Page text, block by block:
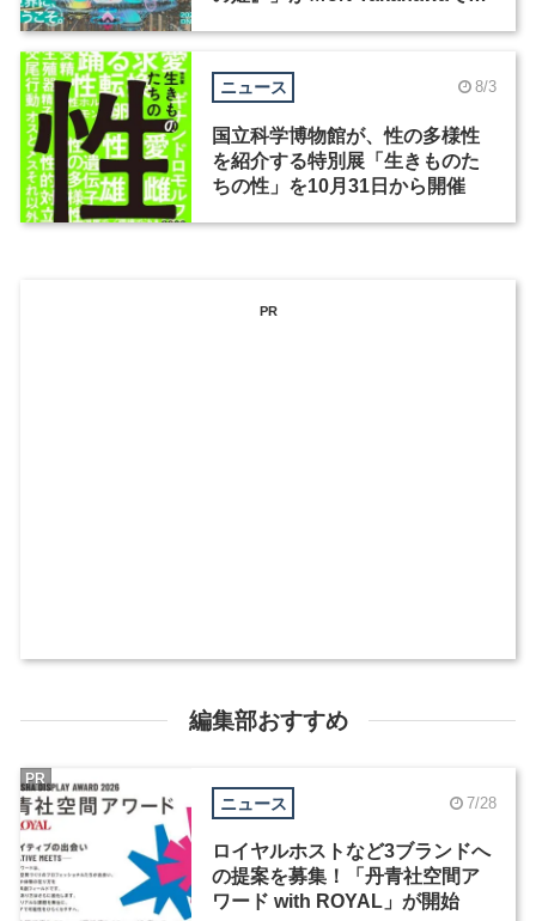
ニュース 8/3
国立科学博物館が、性の多様性
を紹介する特別展「生きものた
ちの性」を10月31日から開催
PR
編集部おすすめ
ニュース 7/28
ロイヤルホストなど3ブランドへ
の提案を募集！「丹青社空間ア
ワード with ROYAL」が開始
PR